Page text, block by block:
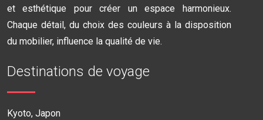
et esthétique pour créer un espace harmonieux.
Chaque détail, du choix des couleurs à la disposition
du mobilier, influence la qualité de vie.
Destinations de voyage
Kyoto, Japon